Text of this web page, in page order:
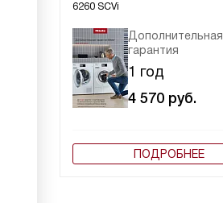
6260 SCVi
Дополнительная
гарантия
1 год
4 570 руб.
ПОДРОБНЕЕ